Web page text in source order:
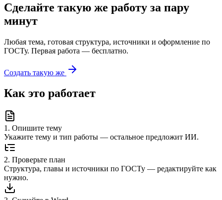
Сделайте такую же работу за пару
минут
Любая тема, готовая структура, источники и оформление по
ГОСТу. Первая работа — бесплатно.
Создать такую же
Как это работает
1 . Опишите тему
Укажите тему и тип работы — остальное предложит ИИ.
2. Проверьте план
Структура, главы и источники по ГОСТу — редактируйте как
нужно.